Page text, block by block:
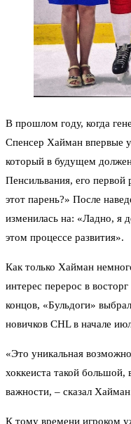
В прошлом году, когда
Спенсер Хайман впервые
который в будущем
Пенсильвания, его
этот парень?» После
изменилась на: «Ладно, я
этом процессе развития».
Как только Хайман
интерес перерос в
концов, «Бульдоги»
новичков CHL в начале
«Это уникальная
хоккеиста такой
важности, – сказал
К тому времени игроком